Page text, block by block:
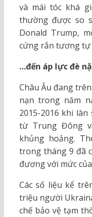
và mái tóc khá
thường được so
Donald Trump,
cứng rắn tương tự
…đến áp lực đè
Châu Âu đang
nạn trong năm
2015-2016 khi
từ Trung Đông
khủng hoảng.
trong tháng 9 đã
đương với mức
Các số liệu kể
triệu người
chế bảo vệ tạm